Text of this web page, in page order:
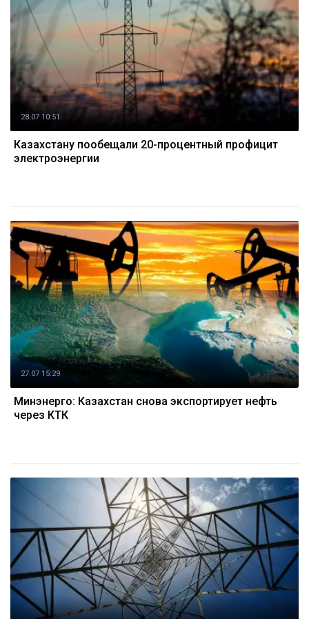
28.07 10:51
Казахстану пообещали 20-процентный профицит
электроэнергии
27.07 15:29
Минэнерго: Казахстан снова экспортирует нефть
через КТК